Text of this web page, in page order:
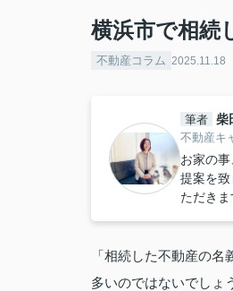
横浜市で相続
不動産コラム 2025.11.18
筆者 柴
不動産キ
お家の
提案を
ただき
「相続した不動産の
多いのではないでしょ